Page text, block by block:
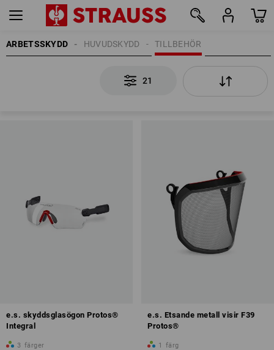
ARBETSSKYDD TILLBEHÖR
HUVUDSKYDD
21
e.s. skyddsglasögon Protos®
Integral
3 färger
e.s. Etsande metall visir F39
Protos®
1 färg